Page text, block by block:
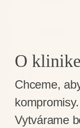
O
Chceme,
Vytvárame